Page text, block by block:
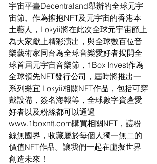
宇宙平臺Decentraland舉辦的全球元宇
宙節。作為擁抱NFT及元宇宙的香港本
土藝人，Lokyii將在此次全球元宇宙節上
為大家獻上精彩演出，與全球數百位音
樂藝術家同台為全球音樂愛好者揭開全
球首屆元宇宙音樂節，1Box Invest作為
全球領先NFT發行公司，屆時將推出一
系列樂宜 Lokyii相關NFT作品，包括可穿
戴設備，簽名海報等，全球數字資產愛
好者以及粉絲都可以通過
www.1boxnft.com購買相關NFT，讓粉
絲無國界，收藏屬於每個人獨一無二的
價值NFT作品。讓我們一起在虛擬世界
創造未來！